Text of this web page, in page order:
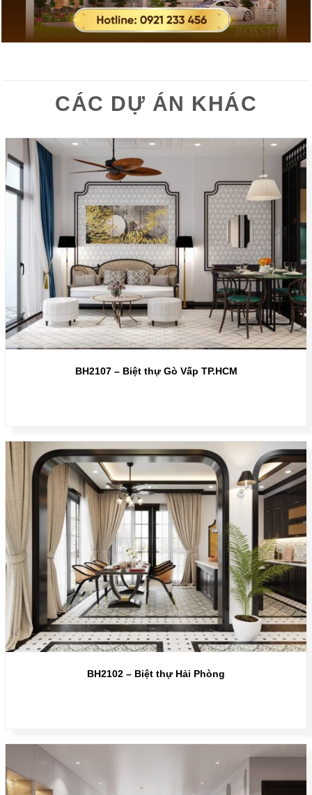
CÁC DỰ ÁN KHÁC
BH2107 – Biệt thự Gò Vấp TP.HCM
BH2102 – Biệt thự Hải Phòng